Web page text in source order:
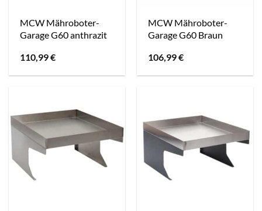
MCW Mähroboter-
Garage G60 anthrazit
110,99€
MCW Mähroboter-
Garage G60 Braun
106,99€